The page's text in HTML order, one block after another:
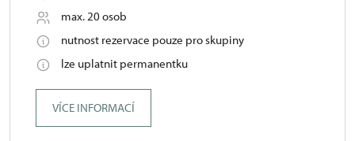
max. 20 osob
nutnost rezervace pouze pro skupiny
lze uplatnit permanentku
VÍCE INFORMACÍ